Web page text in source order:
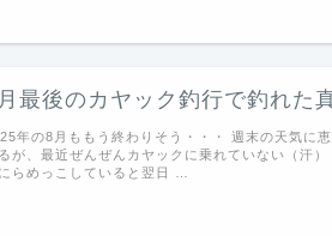
最後のカヤック釣行で釣れた
年の8月ももう終わりそう・・・ 週末の天気に
が、最近ぜんぜんカヤックに乗れていない（汗
らめっこしていると翌日 …